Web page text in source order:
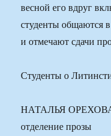
весной его вдруг
студенты общаются
и отмечают сдачи
Студенты о
НАТАЛЬЯ
отделение прозы